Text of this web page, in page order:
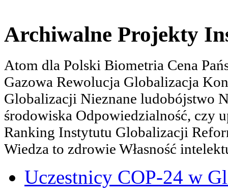
Archiwalne Projekty
Atom dla Polski Biometria Cena
Gazowa Rewolucja Globalizacja
Globalizacji Nieznane ludobójstwo
środowiska Odpowiedzialność, czy
Ranking Instytutu Globalizacji
Wiedza to zdrowie Własność
Uczestnicy COP-24 w